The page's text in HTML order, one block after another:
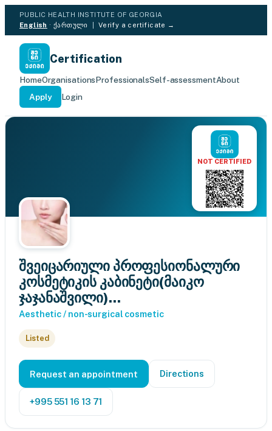
PUBLIC HEALTH INSTITUTE OF GEORGIA
English ·ქართული Verify a certificate →
Certification
HomeOrganisationsProfessionalsSelf-assessmentAbout
Apply
Login
NOT CERTIFIED
შვეიცარიული პროფესიონალური
კოსმეტიკის კაბინეტი(მაიკო
ჯაჯანაშვილი)...
Aesthetic / non-surgical cosmetic
Listed
Request an appointment Directions
+995 551 16 13 71